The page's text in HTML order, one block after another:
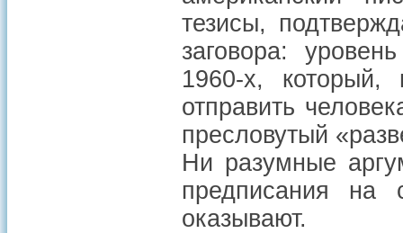
тезисы,
заговора:
1960-х,
отправить
пресловутый
Ни разумные
предписания на
оказывают.